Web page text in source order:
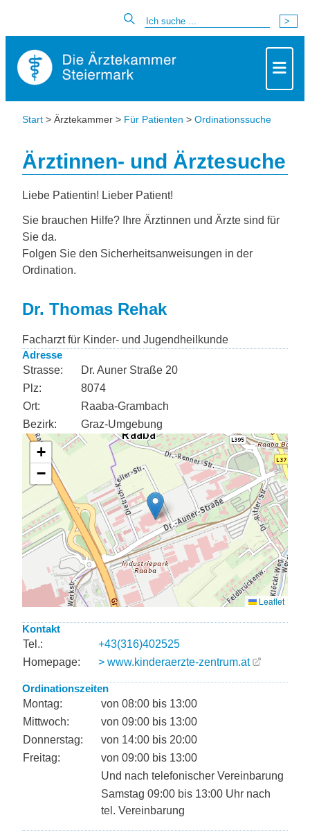
Start > Ärztekammer > Für Patienten > Ordinationssuche
Ärztinnen- und Ärztesuche
Liebe Patientin! Lieber Patient!
Sie brauchen Hilfe? Ihre Ärztinnen und Ärzte sind für
Sie da.
Folgen Sie den Sicherheitsanweisungen in der
Ordination.
Dr. Thomas Rehak
Facharzt für Kinder- und Jugendheilkunde
Adresse
Strasse:
Dr. Auner Straße 20
Plz:
8074
Ort:
Raaba-Grambach
Bezirk:
Graz-Umgebung
Kontakt
Tel.:
+43(316)402525
Homepage:
> www.kinderaerzte-zentrum.at
Ordinationszeiten
Montag:
von 08:00 bis 13:00
Mittwoch:
von 09:00 bis 13:00
Donnerstag:
von 14:00 bis 20:00
Freitag:
von 09:00 bis 13:00
Und nach telefonischer Vereinbarung
Samstag 09:00 bis 13:00 Uhr nach
tel. Vereinbarung